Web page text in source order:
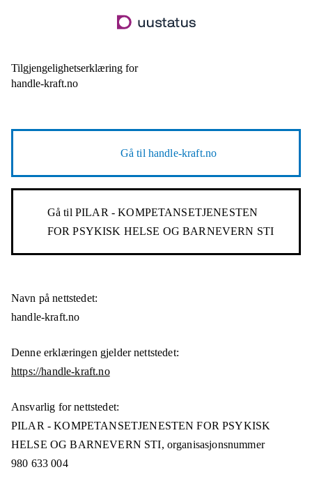
til
Tilgjengelighetserklæring for
handle-kraft.no
Gå til handle-kraft.no
Gå til PILAR - KOMPETANSETJENESTEN
FOR PSYKISK HELSE OG BARNEVERN STI
Navn på nettstedet:
handle-kraft.no
Denne erklæringen gjelder nettstedet:
https://handle-kraft.no
Ansvarlig for nettstedet:
PILAR - KOMPETANSETJENESTEN FOR PSYKISK
HELSE OG BARNEVERN STI, organisasjonsnummer
980 633 004